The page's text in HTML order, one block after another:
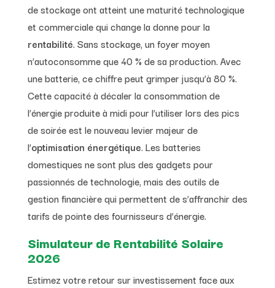
de stockage ont atteint une maturité technologique
et commerciale qui change la donne pour la
rentabilité. Sans stockage, un foyer moyen
n’autoconsomme que 40 % de sa production. Avec
une batterie, ce chiffre peut grimper jusqu’à 80 %.
Cette capacité à décaler la consommation de
l’énergie produite à midi pour l’utiliser lors des pics
de soirée est le nouveau levier majeur de
l’optimisation énergétique. Les batteries
domestiques ne sont plus des gadgets pour
passionnés de technologie, mais des outils de
gestion financière qui permettent de s’affranchir des
tarifs de pointe des fournisseurs d’énergie.
Simulateur de Rentabilité Solaire
2026
Estimez votre retour sur investissement face aux